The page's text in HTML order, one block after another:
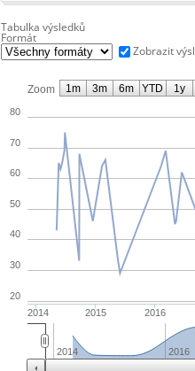
Tabulka výsledků
Formát
Zobrazit
Zoom
2014 2015 2016
20
30
40
50
60
70
80
2016
2014
1m 3m 6m YTD 1y